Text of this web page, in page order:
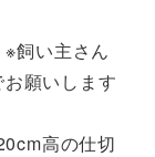
※飼い主さん
願いします
高の仕切